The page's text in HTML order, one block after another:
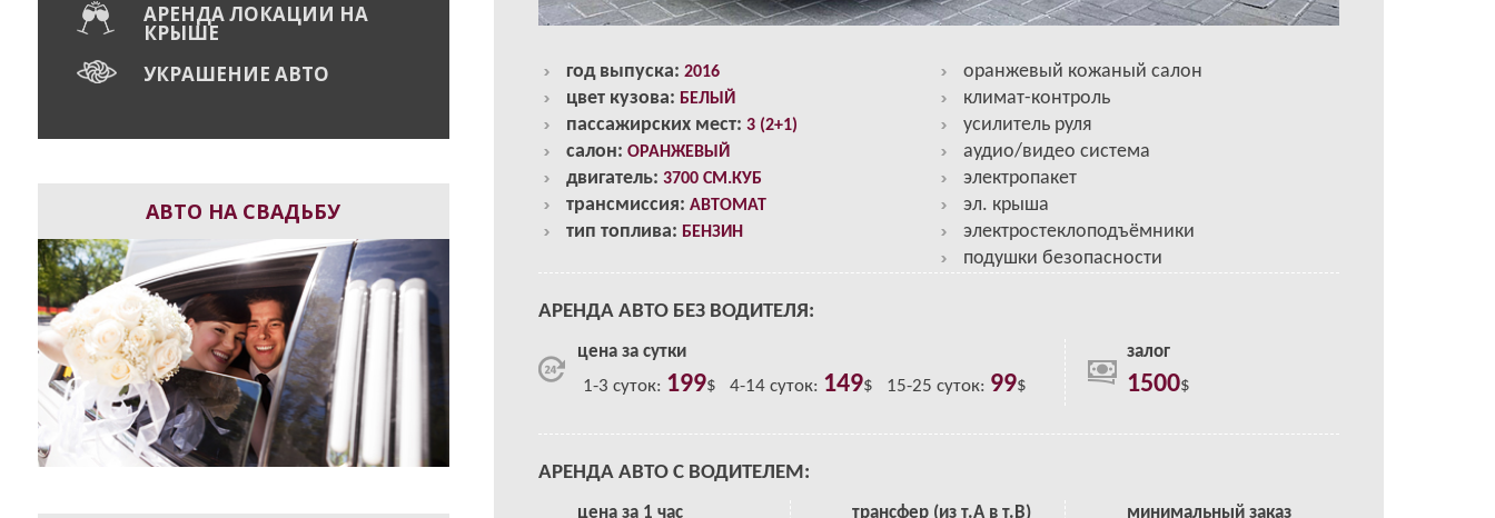
год выпуска: 2016
цвет кузова: БЕЛЫЙ
пассажирских мест: 3 (2+1)
салон: ОРАНЖЕВЫЙ
двигатель: 3700 СМ.КУБ
трансмиссия: АВТОМАТ
тип топлива: БЕНЗИН
оранжевый кожаный салон
климат-контроль
усилитель руля
аудио/видео система
электропакет
эл. крыша
электростеклоподъёмники
подушки безопасности
АРЕНДА АВТО БЕЗ ВОДИТЕЛЯ:
цена за сутки
1-3 суток: 199$ 4-14 суток: 149$ 15-25 суток: 99$
залог
1500$
АРЕНДА АВТО С ВОДИТЕЛЕМ:
цена за 1 час трансфер (из т.А в т.В) минимальный заказ
АРЕНДА ЛОКАЦИИ НА
КРЫШЕ
УКРАШЕНИЕ АВТО
АВТО НА СВАДЬБУ